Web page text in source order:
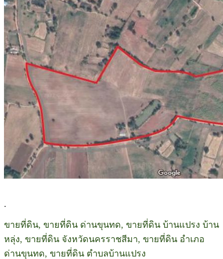
.
ขายที่ดิน, ขายที่ดิน ด่านขุนทด, ขายที่ดิน บ้านแปรง บ้าน
หลุ่ง, ขายที่ดิน จังหวัดนครราชสีมา, ขายที่ดิน อำเภอ
ด่านขุนทด, ขายที่ดิน ตำบลบ้านแปรง